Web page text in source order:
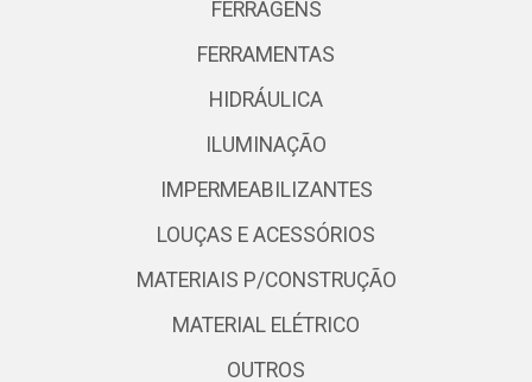
FERRAGENS
FERRAMENTAS
HIDRÁULICA
ILUMINAÇÃO
IMPERMEABILIZANTES
LOUÇAS E ACESSÓRIOS
MATERIAIS P/CONSTRUÇÃO
MATERIAL ELÉTRICO
OUTROS